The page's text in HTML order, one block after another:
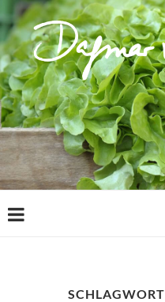
SCHLAGWORT